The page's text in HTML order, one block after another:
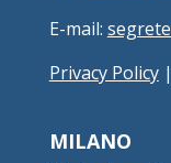
E-mail:
Privacy Policy|
MILANO